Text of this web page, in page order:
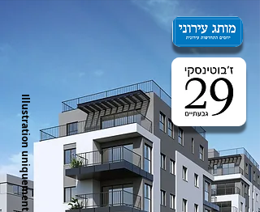
Illustration uniquement